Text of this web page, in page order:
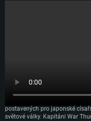
Kongō byla japonská bitevní
postavených pro japonské
světové války. Kapitáni War